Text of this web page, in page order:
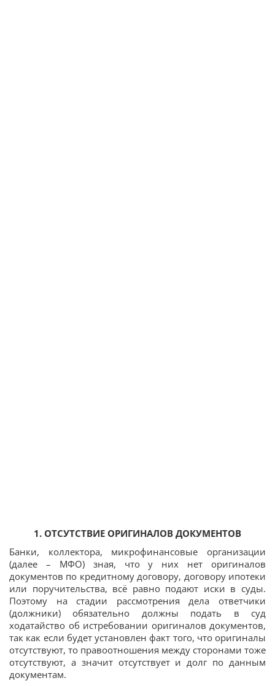
1. ОТСУТСТВИЕ ОРИГИНАЛОВ ДОКУМЕНТОВ
Банки, коллектора, микрофинансовые организации
(далее – МФО) зная, что у них нет оригиналов
документов по кредитному договору, договору ипотеки
или поручительства, всё равно подают иски в суды.
Поэтому на стадии рассмотрения дела ответчики
(должники) обязательно должны подать в суд
ходатайство об истребовании оригиналов документов,
так как если будет установлен факт того, что оригиналы
отсутствуют, то правоотношения между сторонами тоже
отсутствуют, а значит отсутствует и долг по данным
документам.